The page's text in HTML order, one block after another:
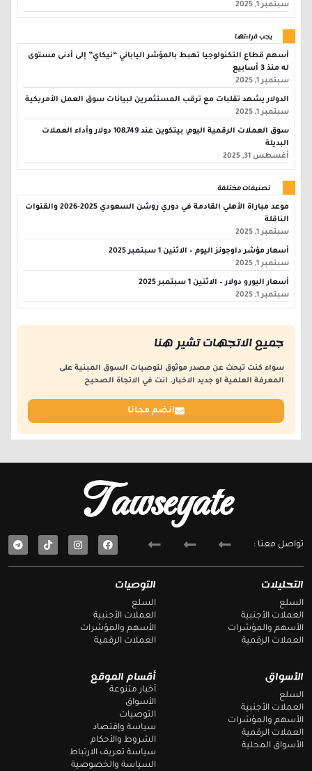
سبتمبر 1, 2025
يجب قراءتها
أسهم قطاع التكنولوجيا تهبط بالمؤشر الياباني “نيكاي” إلى أدنى مستوى
له منذ 3 أسابيع
سبتمبر 1, 2025
الدولار يشهد تقلبات مع ترقب المستثمرين لبيانات سوق العمل الأمريكية
سبتمبر 1, 2025
سوق العملات الرقمية اليوم: بيتكوين عند 108,749 دولار وأداء العملات
البديلة
أغسطس 31, 2025
تصنيفات مختلفة
موعد مباراة الأهلي القادمة في دوري روشن السعودي 2025-2026 والقنوات
الناقلة
سبتمبر 1, 2025
أسعار مؤشر داوجونز اليوم – الاثنين 1 سبتمبر 2025
سبتمبر 1, 2025
أسعار اليورو دولار – الاثنين 1 سبتمبر 2025
سبتمبر 1, 2025
جميع الاتجهات تشير هنا
سواء كنت تبحث عن مصدر موثوق لتوصيات السوق المبنية على
المعرفة العلمية او جديد الاخبار. انت في الاتجاة الصحيح
انضم مجانا
أقسام الموقع
أخبار متنوعة
الأسواق
التوصيات
سياسة وإقتصاد
الشروط والأحكام
سياسة تعريف الارتباط
السياسة والخصوصية
الأسواق
السلع
العملات الأجنبية
الأسهم والمؤشرات
العملات الرقمية
الأسواق المحلية
التوصيات
السلع
العملات الأجنبية
الأسهم والمؤشرات
العملات الرقمية
التحليلات
السلع
العملات الأجنبية
الأسهم والمؤشرات
العملات الرقمية
Tawseyate
تواصل معنا :
F
a
e
T
e
e